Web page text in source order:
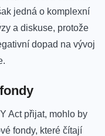
jedná o komplexní
a diskuse,‍ protože
dopad na vývoj
Act přijat, mohlo by
fondy, které⁢ čítají